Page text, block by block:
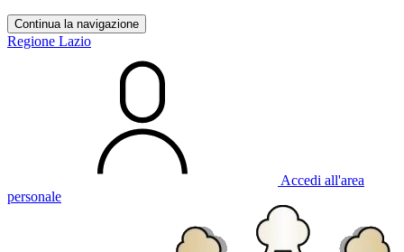
Continua la navigazione
Regione Lazio
Accedi all'area
personale